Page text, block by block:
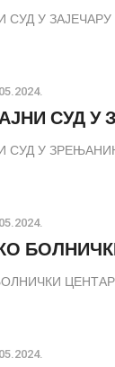
СУД У ЗАЈЕЧАРУ
СУД У
СУД У